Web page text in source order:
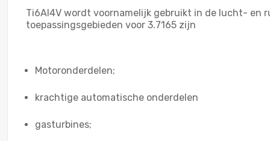
Ti6Al4V wordt voornamelijk gebruikt in de lucht- en
toepassingsgebieden voor 3.7165 zijn
Motoronderdelen;
krachtige automatische onderdelen
gasturbines;